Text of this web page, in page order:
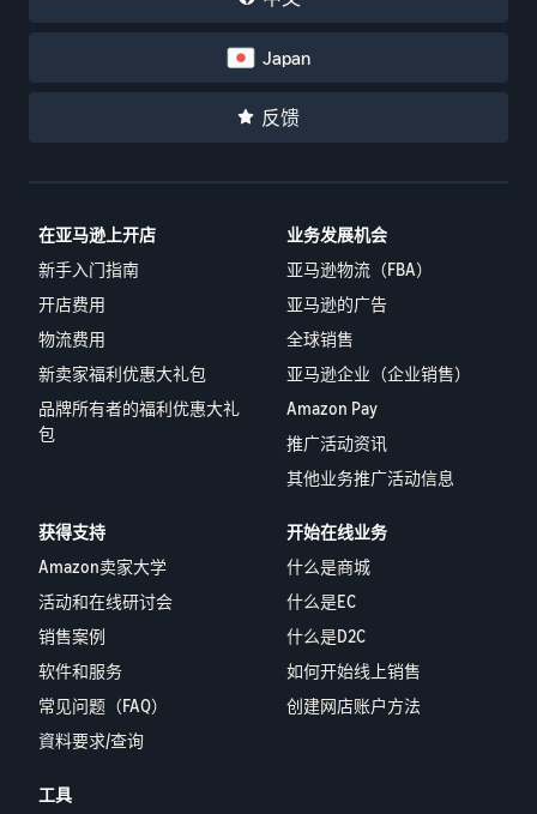
Japan
反馈
在亚马逊上开店
新手入门指南
开店费用
物流费用
新卖家福利优惠大礼包
品牌所有者的福利优惠大礼
包
业务发展机会
亚马逊物流（FBA）
亚马逊的广告
全球销售
亚马逊企业（企业销售）
Amazon Pay
推广活动资讯
其他业务推广活动信息
获得支持
Amazon卖家大学
活动和在线研讨会
销售案例
软件和服务
常见问题（FAQ）
資料要求/查询
开始在线业务
什么是商城
什么是EC
什么是D2C
如何开始线上销售
创建网店账户方法
工具